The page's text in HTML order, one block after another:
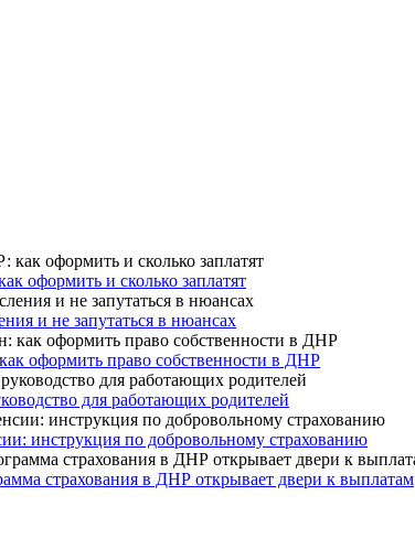
оформить и сколько заплатят
и не запутаться в нюансах
оформить право собственности в ДНР
для работающих родителей
инструкция по добровольному страхованию
страхования в ДНР открывает двери к выплатам